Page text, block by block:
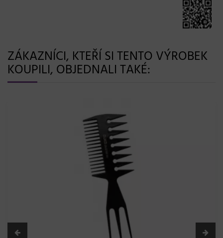
ZÁKAZNÍCI, KTEŘÍ SI TENTO VÝROBEK
KOUPILI, OBJEDNALI TAKÉ: